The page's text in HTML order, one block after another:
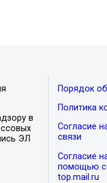
в
ЭЛ
Порядок
Политика
Согласие
связи
Согласие
помощью
top.mail.ru